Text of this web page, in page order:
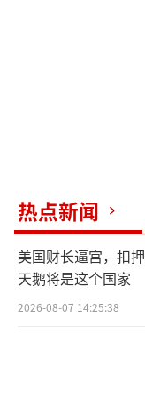
热点新闻
美国财长逼宫，扣
天鹅将是这个国家
2026-08-07 14:25:38